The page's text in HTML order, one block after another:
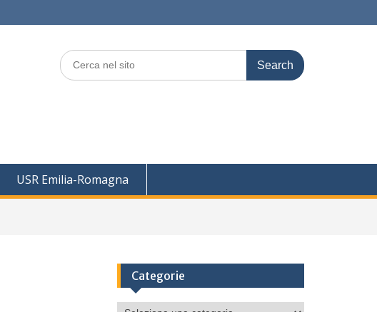
Search
for:
USR Emilia-Romagna
Categorie
Categorie